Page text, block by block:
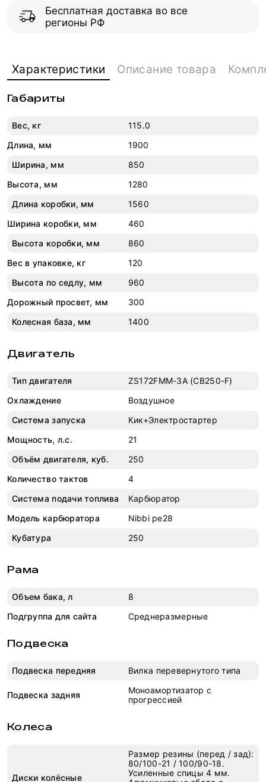
Бесплатная доставка во все
регионы РФ
Характеристики Описание товара
Габариты
Вес, кг
115.0
Длина, мм
1900
Ширина, мм
850
Высота, мм
1280
Длина коробки, мм
1560
Ширина коробки, мм
460
Высота коробки, мм
860
Вес в упаковке, кг
120
Высота по седлу, мм
960
Дорожный просвет, мм
300
Колесная база, мм
1400
Двигатель
Тип двигателя
ZS172FMM-3A (CB250-F)
Охлаждение
Воздушное
Система запуска
Кик+Электростартер
Мощность, л.с.
21
Объём двигателя, куб.
250
Количество тактов
4
Система подачи топлива
Карбюратор
Модель карбюратора
Nibbi pe28
Кубатура
250
Рама
Объем бака, л
8
Подгруппа для сайта
Среднеразмерные
Подвеска
Подвеска передняя Вилка перевернутого типа
Подвеска задняя
Моноамортизатор с
прогрессией
Колеса
Диски колёсные
Размер резины (перед / зад):
80/100-21 / 100/90-18.
Усиленные спицы 4 мм.